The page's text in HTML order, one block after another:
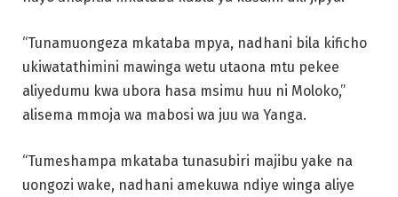
“Tunamuongeza mkataba mpya, nadhani bila kificho
ukiwatathimini mawinga wetu utaona mtu pekee
aliyedumu kwa ubora hasa msimu huu ni Moloko,”
alisema mmoja wa mabosi wa juu wa Yanga.
“Tumeshampa mkataba tunasubiri majibu yake na
uongozi wake, nadhani amekuwa ndiye winga aliye